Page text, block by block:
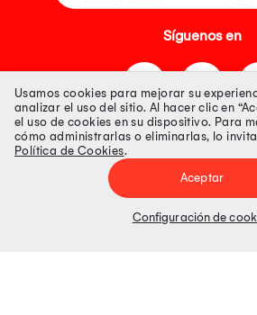
Síguenos en
Tienda 100% Segura
Tiendas Peruanas S.A. R.U.C. Nº
Precios disponibles solo en www.oechsle.pe.
Usamos cookies para mejorar su
analizar el uso del sitio. Al hacer clic en
el uso de cookies en su dispositivo. Para
cómo administrarlas o eliminarlas, lo
Política de Cookies.
Aceptar
Configuración de